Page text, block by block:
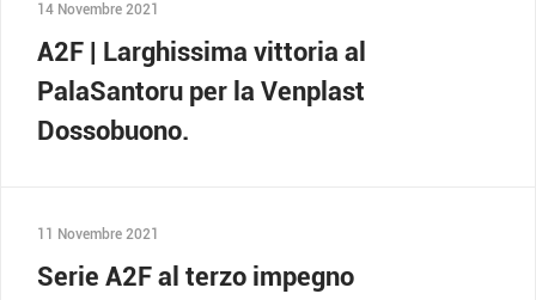
14 Novembre 2021
A2F | Larghissima vittoria al
PalaSantoru per la Venplast
Dossobuono.
11 Novembre 2021
Serie A2F al terzo impegno